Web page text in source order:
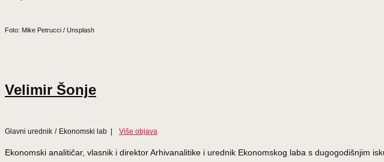
Foto: Mike Petrucci / Unsplash
Velimir Šonje
Glavni urednik / Ekonomski lab | Više objava
Ekonomski analitičar, vlasnik i direktor Arhivanalitike i urednik Ekonomskog laba s dugogodišnjim